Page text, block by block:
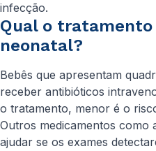
infecção.
Qual o tratamento
neonatal?
Bebês que apresentam
receber antibióticos
o tratamento, menor é o
Outros medicamentos como
ajudar se os exames